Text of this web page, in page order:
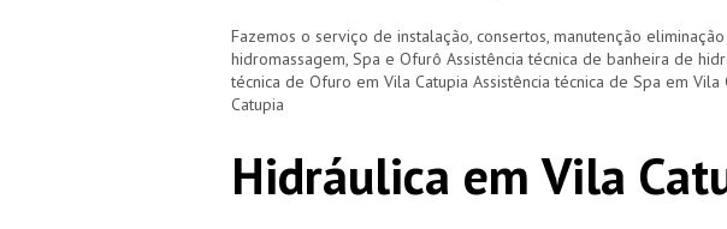
Fazemos o serviço de instalação, consertos, manutenção
hidromassagem, Spa e Ofurô Assistência técnica de banheira de
técnica de Ofuro em Vila Catupia Assistência técnica de Spa em Vila
Catupia
Hidráulica em Vila